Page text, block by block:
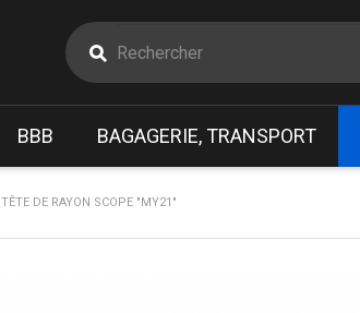
BBB BAGAGERIE, TRANSPORT
TÊTE DE RAYON SCOPE "MY21"